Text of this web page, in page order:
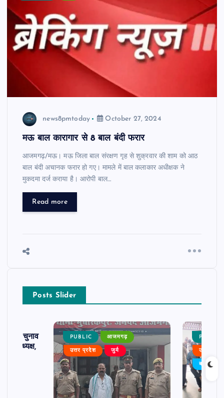
news8pmtoday October 27, 2024
मऊ बाल कारागार से 8 बाल बंदी फरार
आजमगढ़/मऊ। मऊ जिला बाल संरक्षण गृह से शुक्रवार की शाम को आठ
बाल बंदी अचानक फरार हो गए। मामले में बाल कलाकार अधीक्षक ने
मुकदमा दर्ज कराया है। आरोपी बाल…
Read more
Posts Slider
का चुनाव
बने अध्यक्ष,
PUBLIC आजमगढ़
उत्तर प्रदेश जुर्म
PUBLIC
उत्तर
बड़ी खबर